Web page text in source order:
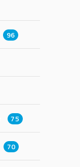
96
75
70